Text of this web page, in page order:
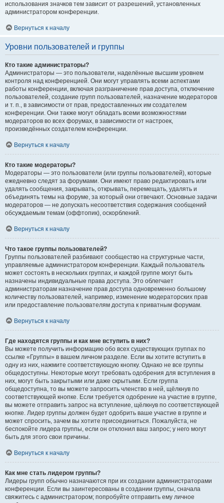
использования значков тем зависит от разрешений, установленных
администратором конференции.
Вернуться к началу
Уровни пользователей и группы
Кто такие администраторы?
Администраторы — это пользователи, наделённые высшим уровнем
контроля над конференцией. Они могут управлять всеми аспектами
работы конференции, включая разграничение прав доступа, отключение
пользователей, создание групп пользователей, назначение модераторов
и т. п., в зависимости от прав, предоставленных им создателем
конференции. Они также могут обладать всеми возможностями
модераторов во всех форумах, в зависимости от настроек,
произведённых создателем конференции.
Вернуться к началу
Кто такие модераторы?
Модераторы — это пользователи (или группы пользователей), которые
ежедневно следят за форумами. Они имеют право редактировать или
удалять сообщения, закрывать, открывать, перемещать, удалять и
объединять темы на форуме, за который они отвечают. Основные задачи
модераторов — не допускать несоответствия содержания сообщений
обсуждаемым темам (оффтопик), оскорблений.
Вернуться к началу
Что такое группы пользователей?
Группы пользователей разбивают сообщество на структурные части,
управляемые администратором конференции. Каждый пользователь
может состоять в нескольких группах, и каждой группе могут быть
назначены индивидуальные права доступа. Это облегчает
администраторам назначение прав доступа одновременно большому
количеству пользователей, например, изменение модераторских прав
или предоставление пользователям доступа к приватным форумам.
Вернуться к началу
Где находятся группы и как мне вступить в них?
Вы можете получить информацию обо всех существующих группах по
ссылке «Группы» в вашем личном разделе. Если вы хотите вступить в
одну из них, нажмите соответствующую кнопку. Однако не все группы
общедоступны. Некоторые могут требовать одобрения для вступления в
них, могут быть закрытыми или даже скрытыми. Если группа
общедоступна, то вы можете запросить членство в ней, щёлкнув по
соответствующей кнопке. Если требуется одобрение на участие в группе,
вы можете отправить запрос на вступление, щёлкнув по соответствующей
кнопке. Лидер группы должен будет одобрить ваше участие в группе и
может спросить, зачем вы хотите присоединиться. Пожалуйста, не
беспокойте лидера группы, если он отклонил ваш запрос; у него могут
быть для этого свои причины.
Вернуться к началу
Как мне стать лидером группы?
Лидеры групп обычно назначаются при их создании администраторами
конференции. Если вы заинтересованы в создании группы, сначала
свяжитесь с администратором; попробуйте отправить ему личное